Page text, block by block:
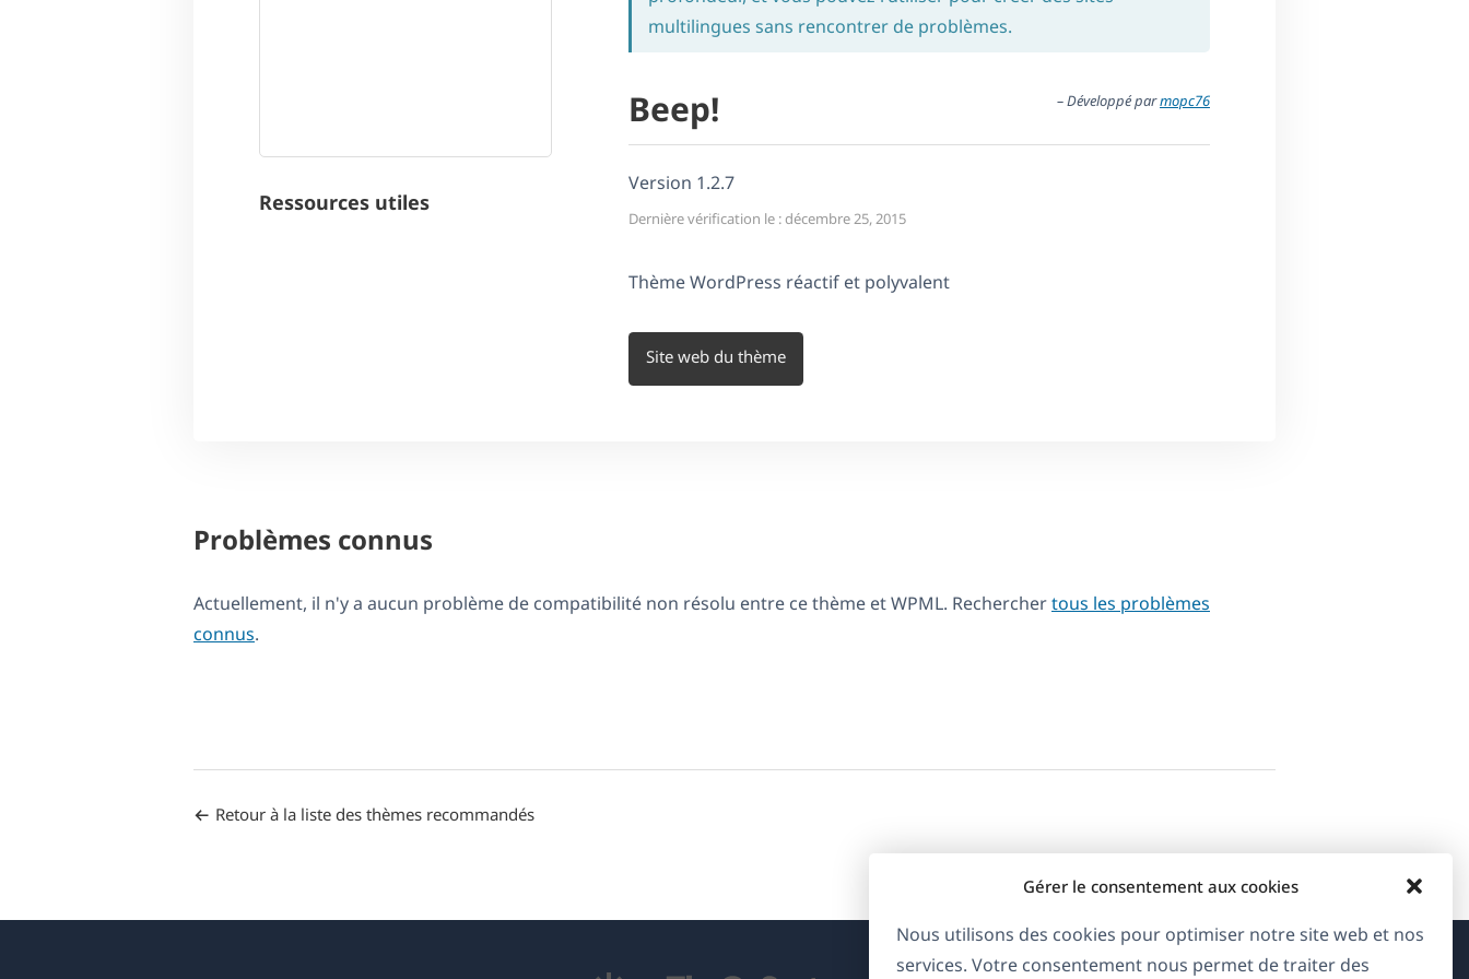
Gérer le consentement aux cookies
Nous utilisons des cookies pour optimiser notre site web et nos
services. Votre consentement nous permet de traiter des
Ressources utiles
multilingues sans rencontrer de problèmes.
Beep! – Développé parmopc76
Version 1.2.7
Dernière vérification le : décembre 25, 2015
Thème WordPress réactif et polyvalent
Site web du thème
Problèmes connus
Actuellement, il n'y a aucun problème de compatibilité non résolu entre ce thème et WPML. Recherchertous les problèmes
connus.
Retour à la liste des thèmes recommandés